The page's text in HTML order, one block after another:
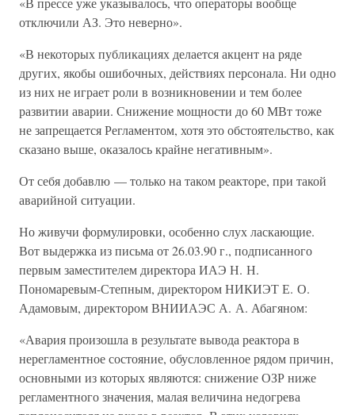
отключили АЗ. Это неверно».
«В некоторых публикациях делается акцент на ряде
других, якобы ошибочных, действиях персонала. Ни одно
из них не играет роли в возникновении и тем более
развитии аварии. Снижение мощности до 60 МВт тоже
не запрещается Регламентом, хотя это обстоятельство, как
сказано выше, оказалось крайне негативным».
От себя добавлю — только на таком реакторе, при такой
аварийной ситуации.
Но живучи формулировки, особенно слух ласкающие.
Вот выдержка из письма от 26.03.90 г., подписанного
первым заместителем директора ИАЭ Н. Н.
Пономаревым-Степным, директором НИКИЭТ Е. О.
Адамовым, директором ВНИИАЭС А. А. Абагяном:
«Авария произошла в результате вывода реактора в
нерегламентное состояние, обусловленное рядом причин,
основными из которых являются: снижение ОЗР ниже
регламентного значения, малая величина недогрева